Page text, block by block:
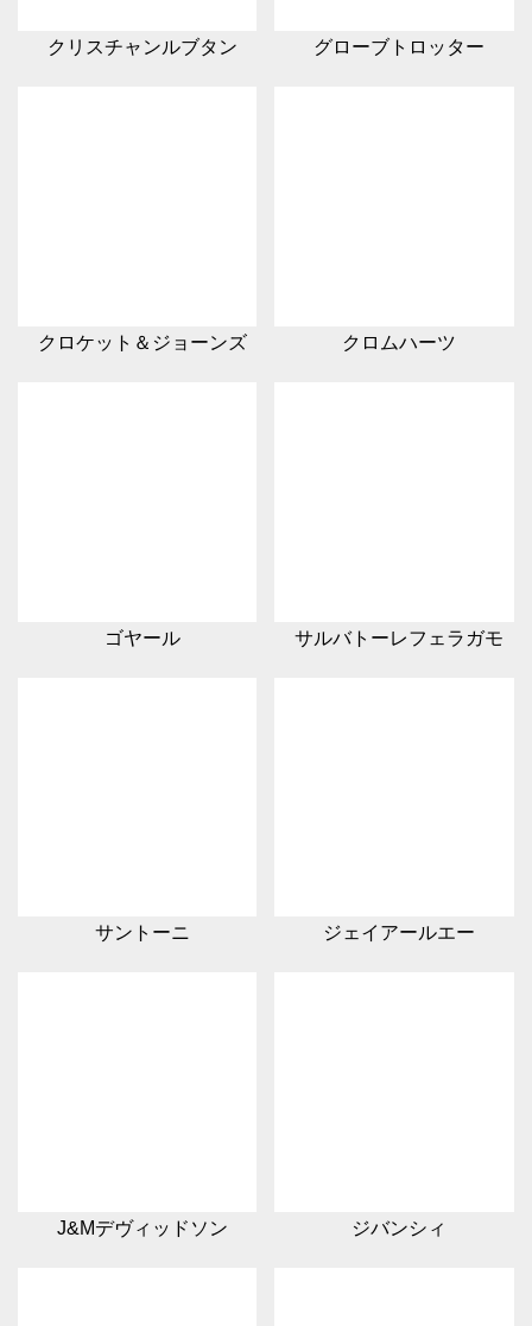
クリスチャンルブタン グローブトロッター
クロケット＆ジョーンズ クロムハーツ
ゴヤール サルバトーレフェラガモ
サントーニ ジェイアールエー
J&Mデヴィッドソン ジバンシィ